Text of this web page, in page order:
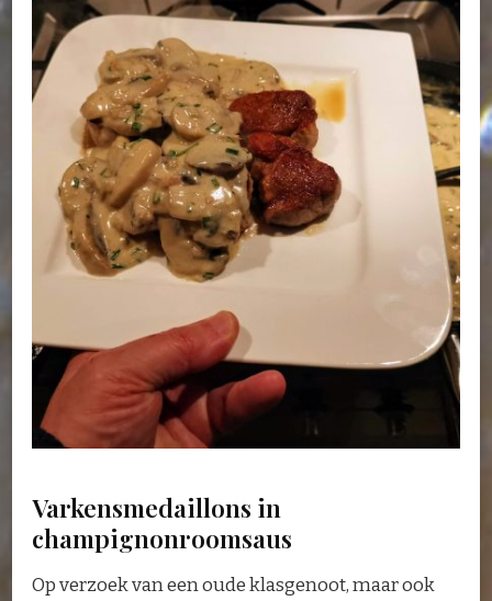
Varkensmedaillons in
champignonroomsaus
Op verzoek van een oude klasgenoot, maar ook